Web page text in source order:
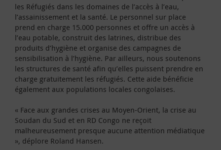
les Réfugiés dans les domaines de l’accès à l’eau,
l’assainissement et la santé. Le personnel sur place
prend en charge 15.000 personnes et offre un accès à
l’eau potable, construit des latrines, distribue des
produits d’hygiène et organise des campagnes de
sensibilisation à l’hygiène. Par ailleurs, nous soutenons
les structures de santé afin qu’elles puissent prendre en
charge gratuitement les réfugiés. Cette aide bénéficie
également aux populations locales congolaises.
« Face aux grandes crises au Moyen-Orient, la crise au
Soudan du Sud et en RD Congo ne reçoit
malheureusement presque aucune attention médiatique
», déplore Roland Hansen.